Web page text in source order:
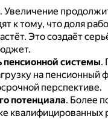
. Увеличение
к тому, что доля
Это создаёт
пенсионной системы.
на пенсионный
перспективе.
потенциала. Более